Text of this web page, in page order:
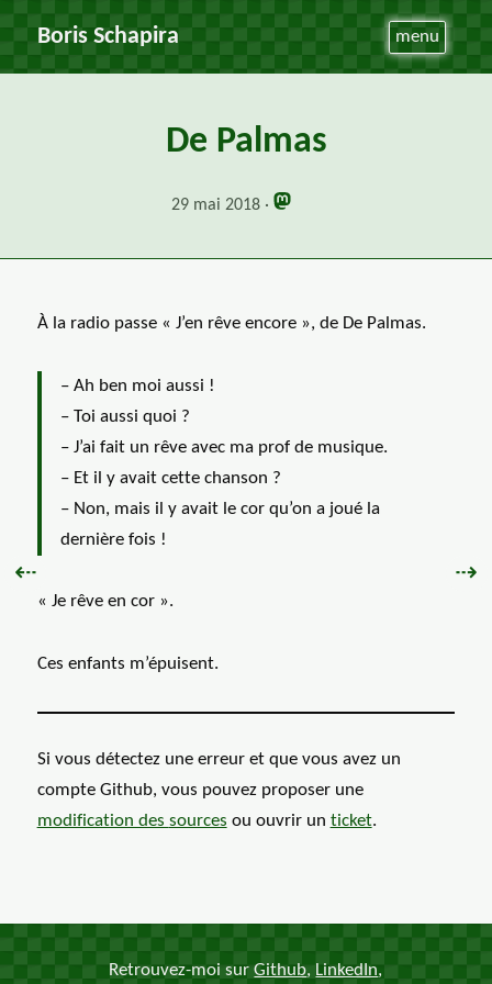
Boris Schapira menu
De Palmas
29 mai 2018
À la radio passe « J’en rêve encore », de De Palmas.
– Ah ben moi aussi !
– Toi aussi quoi ?
– J’ai fait un rêve avec ma prof de musique.
– Et il y avait cette chanson ?
– Non, mais il y avait le cor qu’on a joué la
dernière fois !
« Je rêve en cor ».
Ces enfants m’épuisent.
Si vous détectez une erreur et que vous avez un
compte Github, vous pouvez proposer une
modification des sources ou ouvrir un ticket.
Précédent :
⇠ ⇢
Retrouvez-moi surGithub, LinkedIn,